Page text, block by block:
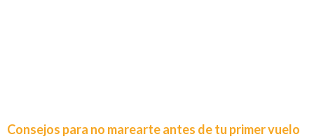
Consejos para no marearte antes de tu primer vuelo